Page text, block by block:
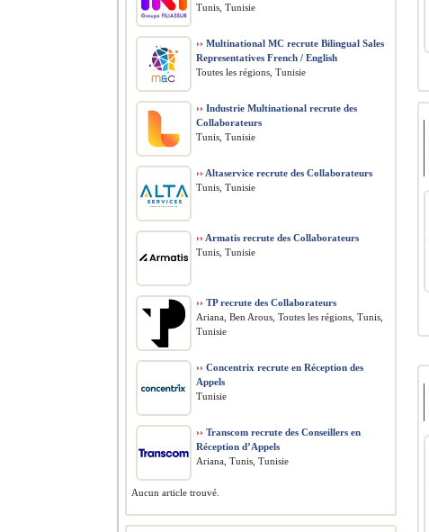
Tunis, Tunisie
›› Multinational MC recrute Bilingual Sales
Representatives French / English
Toutes les régions, Tunisie
›› Industrie Multinational recrute des
Collaborateurs
Tunis, Tunisie
›› Altaservice recrute des Collaborateurs
Tunis, Tunisie
›› Armatis recrute des Collaborateurs
Tunis, Tunisie
›› TP recrute des Collaborateurs
Ariana, Ben Arous, Toutes les régions, Tunis,
Tunisie
›› Concentrix recrute en Réception des
Appels
Tunisie
›› Transcom recrute des Conseillers en
Réception d’Appels
Ariana, Tunis, Tunisie
Aucun article trouvé.